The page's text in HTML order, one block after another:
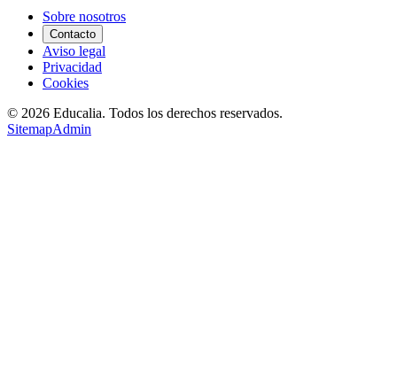
Sobre nosotros
Contacto
Aviso legal
Privacidad
Cookies
© 2026 Educalia. Todos los derechos reservados.
SitemapAdmin